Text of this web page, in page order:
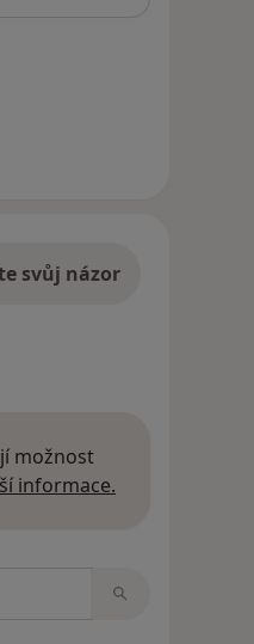
svůj názor
možnost
informace.